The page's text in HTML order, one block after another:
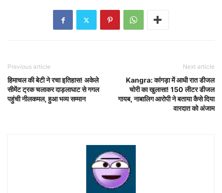
Previous article
हिमाचल की बेटी ने रचा इतिहास! अकेले
सीमेंट ट्रक चलाकर दाड़लाघाट से गगल
पहुंची नीलकमल, हुआ भव्य सम्मान
Next article
Kangra: कांगड़ा में आधी रात डीजल
चोरी का खुलासा! 150 लीटर डीजल
गायब, नाबालिग आरोपी ने बताया कैसे दिया
वारदात को अंजाम